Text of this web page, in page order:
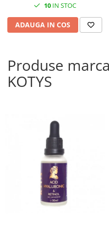
10IN STOC
ADAUGA IN COS
Produse
KOTYS